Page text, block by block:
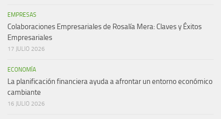
EMPRESAS
Colaboraciones Empresariales de Rosalía Mera: Claves y Éxitos
Empresariales
17 JULIO 2026
ECONOMÍA
La planificación financiera ayuda a afrontar un entorno económico
cambiante
16 JULIO 2026